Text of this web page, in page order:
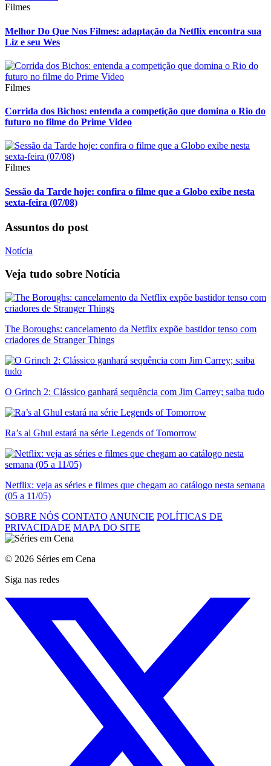
Filmes
Melhor Do Que Nos Filmes: adaptação da Netflix encontra sua
Liz e seu Wes
Filmes
Corrida dos Bichos: entenda a competição que domina o Rio do
futuro no filme do Prime Video
Filmes
Sessão da Tarde hoje: confira o filme que a Globo exibe nesta
sexta-feira (07/08)
Assuntos do post
Notícia
Veja tudo sobre Notícia
The Boroughs: cancelamento da Netflix expõe bastidor tenso com
criadores de Stranger Things
O Grinch 2: Clássico ganhará sequência com Jim Carrey; saiba tudo
Ra’s al Ghul estará na série Legends of Tomorrow
Netflix: veja as séries e filmes que chegam ao catálogo nesta semana
(05 a 11/05)
SOBRE NÓS CONTATO ANUNCIE POLÍTICAS DE
PRIVACIDADE MAPA DO SITE
© 2026 Séries em Cena
Siga nas redes